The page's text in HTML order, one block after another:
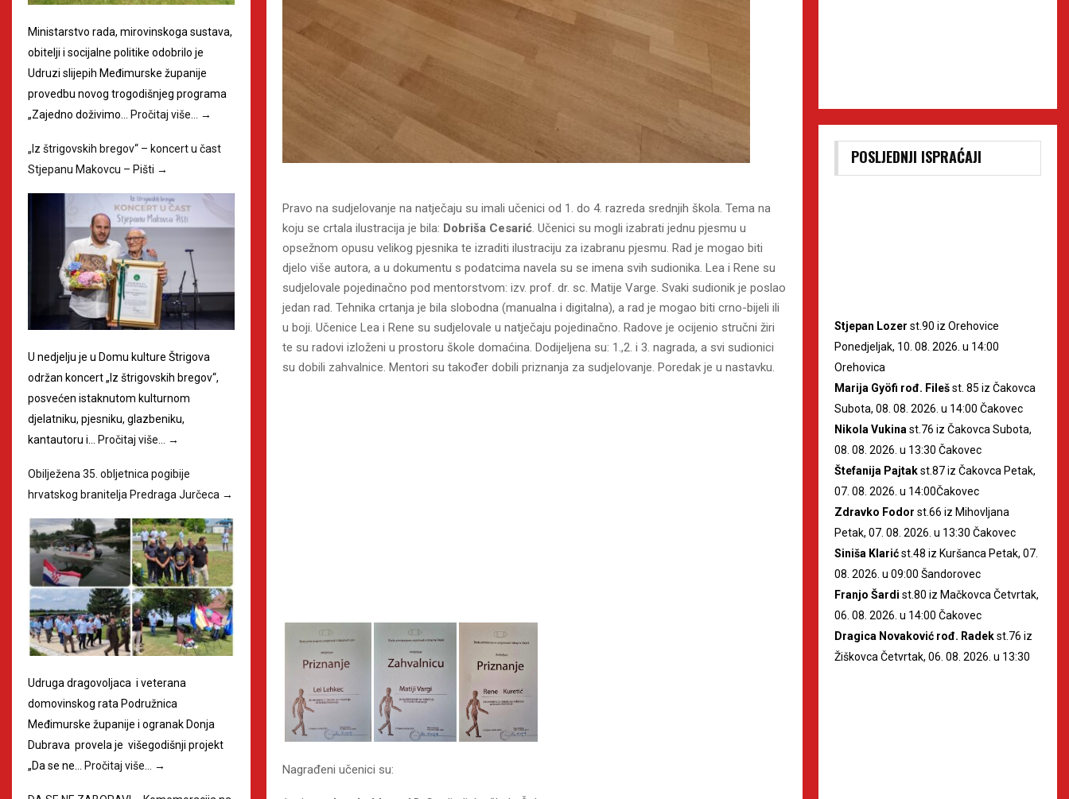
Pravo na sudjelovanje na natječaju su imali učenici od 1. do 4. razreda srednjih škola. Tema na
koju se crtala ilustracija je bila: Dobriša Cesarić. Učenici su mogli izabrati jednu pjesmu u
opsežnom opusu velikog pjesnika te izraditi ilustraciju za izabranu pjesmu. Rad je mogao biti
djelo više autora, a u dokumentu s podatcima navela su se imena svih sudionika. Lea i Rene su
sudjelovale pojedinačno pod mentorstvom: izv. prof. dr. sc. Matije Varge. Svaki sudionik je poslao
jedan rad. Tehnika crtanja je bila slobodna (manualna i digitalna), a rad je mogao biti crno-bijeli ili
u boji. Učenice Lea i Rene su sudjelovale u natječaju pojedinačno. Radove je ocijenio stručni žiri
te su radovi izloženi u prostoru škole domaćina. Dodijeljena su: 1.,2. i 3. nagrada, a svi sudionici
su dobili zahvalnice. Mentori su također dobili priznanja za sudjelovanje. Poredak je u nastavku.
Nagrađeni učenici su:
Ministarstvo rada, mirovinskoga sustava,
obitelji i socijalne politike odobrilo je
Udruzi slijepih Međimurske županije
provedbu novog trogodišnjeg programa
„Zajedno doživimo… Pročitaj više… →
„Iz štrigovskih bregov“ – koncert u čast
Stjepanu Makovcu – Pišti →
U nedjelju je u Domu kulture Štrigova
održan koncert „Iz štrigovskih bregov“,
posvećen istaknutom kulturnom
djelatniku, pjesniku, glazbeniku,
kantautoru i… Pročitaj više… →
Obilježena 35. obljetnica pogibije
hrvatskog branitelja Predraga Jurčeca →
Udruga dragovoljaca i veterana
domovinskog rata Podružnica
Međimurske županije i ogranak Donja
Dubrava provela je višegodišnji projekt
„Da se ne…
Pročitaj više… →
POSLJEDNJI ISPRAĆAJI
Stjepan Lozer st.90 iz Orehovice
Ponedjeljak, 10. 08. 2026. u 14:00
Orehovica
Marija Gyöfi rođ. Filešst. 85 iz Čakovca
Subota, 08. 08. 2026. u 14:00 Čakovec
Nikola Vukina st.76 iz Čakovca Subota,
08. 08. 2026. u 13:30 Čakovec
Štefanija Pajtakst.87 iz Čakovca Petak,
07. 08. 2026. u 14:00Čakovec
Zdravko Fodor st.66 iz Mihovljana
Petak, 07. 08. 2026. u 13:30 Čakovec
Siniša Klarićst.48 iz Kuršanca Petak, 07.
08. 2026. u 09:00 Šandorovec
Franjo Šardi st.80 iz Mačkovca Četvrtak,
06. 08. 2026. u 14:00 Čakovec
Dragica Novaković rođ. Radekst.76 iz
Žiškovca Četvrtak, 06. 08. 2026. u 13:30